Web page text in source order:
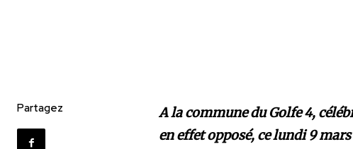
Partagez
A la commune du Golfe 4,
en effet opposé, ce lundi 9